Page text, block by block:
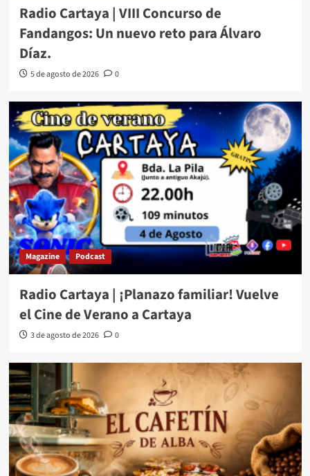
Radio Cartaya | VIII Concurso de
Fandangos: Un nuevo reto para Álvaro
Díaz.
5 de agosto de 2026 0
Magazine Podcast
Radio Cartaya | ¡Planazo familiar! Vuelve
el Cine de Verano a Cartaya
3 de agosto de 2026 0